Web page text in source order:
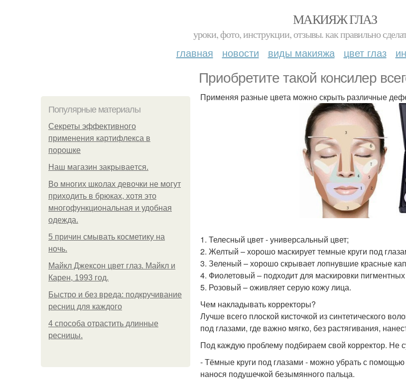
МАКИЯЖ ГЛАЗ
уроки, фото, инструкции, отзывы. как правильно
главная новости виды макияжа цвет глаз
Приобретите такой консилер
Популярные материалы
Секреты эффективного
применения картифлекса в
порошке
Нaш магaзин зaкрывaeтся.
Во многих школах девочки не могут
приходить в брюках, хотя это
многофункциональная и удобная
одежда.
5 причин смывать косметику на
ночь.
Майкл Джексон цвет глаз. Майкл и
Карен, 1993 год.
Быстро и без вреда: подкручивание
ресниц для каждого
4 способа отрастить длинные
ресницы.
Применяя разные цвета можно скрыть различные
1. Телесный цвет - универсальный цвет;
2. Желтый – хорошо маскирует темные круги под
3. Зеленый – хорошо скрывает лопнувшие красные
4. Фиолетовый – подходит для маскировки
5. Розовый – оживляет серую кожу лица.
Чем накладывать корректоры?
Лучше всего плоской кисточкой из синтетического
под глазами, где важно мягко, без растягивания,
Под каждую проблему подбираем свой корректор. Не
- Тёмные круги под глазами - можно убрать с помощью
нанося подушечкой безымянного пальца.